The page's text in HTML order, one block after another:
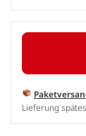
Lieferung